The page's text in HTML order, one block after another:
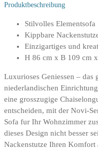
Produktbeschreibung
Stilvolles Elementsofa
Kippbare
Einzigartiges und
H 86 cm x B 109 cm
Luxurioses Geniessen –
niederlandischen
eine grosszugige
entscheiden, mit der Novi-
Sofa fur Ihr Wohnzimmer
dieses Design nicht besser
Nackenstutze Ihren Komfort